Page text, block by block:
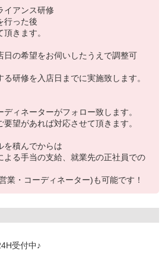
イアンス研修
行った後
きます。
日の希望をお伺いしたうえで調整可
研修を入店日までに実施致します。
ィネーターがフォロー致します。
望があれば対応させて頂きます。
を積んでからは
よる手当の支給、就業先の正社員での
業・コーディネーター)も可能です！
受付中♪